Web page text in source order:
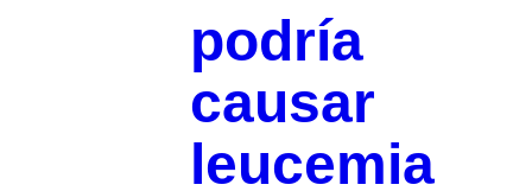
podría
causar
leucemia